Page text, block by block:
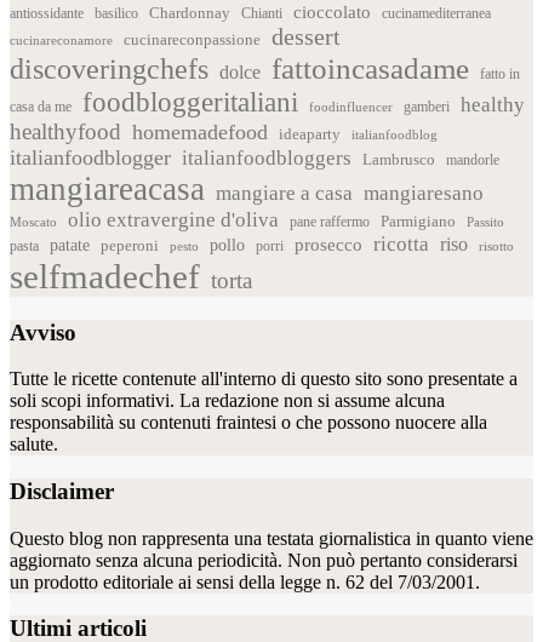
antiossidante basilico Chardonnay Chianti cioccolato cucinamediterranea
cucinareconamore cucinareconpassione dessert
discoveringchefs dolce fattoincasadame
fatto in
casa da me
foodbloggeritaliani foodinfluencer gamberi healthy
healthyfood homemadefood ideaparty italianfoodblog
italianfoodblogger italianfoodbloggers Lambrusco mandorle
mangiareacasa mangiare a casa mangiaresano
Moscato olio extravergine d'oliva pane raffermo Parmigiano Passito
pasta patate peperoni pesto pollo porri prosecco ricotta riso risotto
selfmadechef torta
Avviso
Tutte le ricette contenute all'interno di questo sito sono presentate a
soli scopi informativi. La redazione non si assume alcuna
responsabilità su contenuti fraintesi o che possono nuocere alla
salute.
Disclaimer
Questo blog non rappresenta una testata giornalistica in quanto viene
aggiornato senza alcuna periodicità. Non può pertanto considerarsi
un prodotto editoriale ai sensi della legge n. 62 del 7/03/2001.
Ultimi articoli